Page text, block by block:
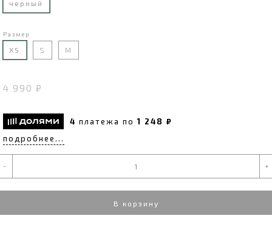
черный
Размер
XS S M
4 990 ₽
4 платежа по1 248 ₽
подробнее...
- +
В корзину